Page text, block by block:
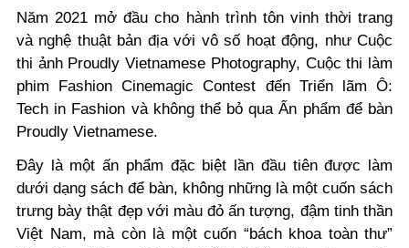
Năm 2021 mở đầu cho hành trình tôn vinh thời trang
và nghệ thuật bản địa với vô số hoạt động, như Cuộc
thi ảnh Proudly Vietnamese Photography, Cuộc thi làm
phim Fashion Cinemagic Contest đến Triển lãm Ô:
Tech in Fashion và không thể bỏ qua Ấn phẩm để bàn
Proudly Vietnamese.
Đây là một ấn phẩm đặc biệt lần đầu tiên được làm
dưới dạng sách để bàn, không những là một cuốn sách
trưng bày thật đẹp với màu đỏ ấn tượng, đậm tinh thần
Việt Nam, mà còn là một cuốn “bách khoa toàn thư”